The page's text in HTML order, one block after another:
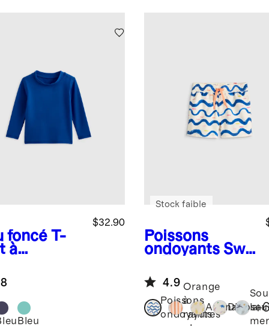
foncé T-
à
de
$32.90
Bleu
Poissons
ondoyants Swi
Stock faible
4.9
Poissons
ondoyants
Orange
à
rayures
Ananas
la+